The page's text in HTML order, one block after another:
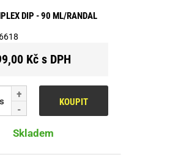
DIP - 90 ML/RANDAL
6618
Kč s DPH
KOUPIT
Skladem